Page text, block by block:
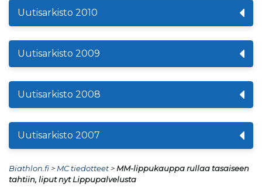
Uutisarkisto 2010
Uutisarkisto 2009
Uutisarkisto 2008
Uutisarkisto 2007
Biathlon.fi> MC tiedotteet> MM-lippukauppa rullaa tasaiseen
tahtiin, liput nyt Lippupalvelusta